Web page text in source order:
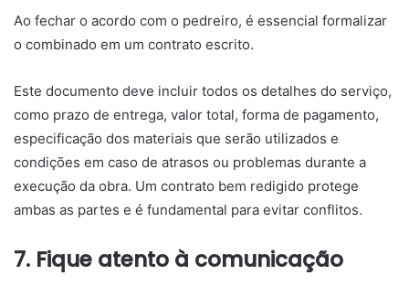
Ao fechar o acordo com o pedreiro, é essencial formalizar
o combinado em um contrato escrito.
Este documento deve incluir todos os detalhes do serviço,
como prazo de entrega, valor total, forma de pagamento,
especificação dos materiais que serão utilizados e
condições em caso de atrasos ou problemas durante a
execução da obra. Um contrato bem redigido protege
ambas as partes e é fundamental para evitar conflitos.
7. Fique atento à comunicação